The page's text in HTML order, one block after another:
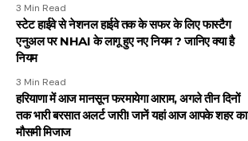
3 Min Read
स्टेट हाईवे से नेशनल हाईवे तक के सफर के लिए फास्टैग
एनुअल पर NHAI के लागू हुए नए नियम ? जानिए क्या है
नियम
3 Min Read
हरियाणा में आज मानसून फरमायेगा आराम, अगले तीन दिनों
तक भारी बरसात अलर्ट जारी! जानें यहां आज आपके शहर का
मौसमी मिजाज